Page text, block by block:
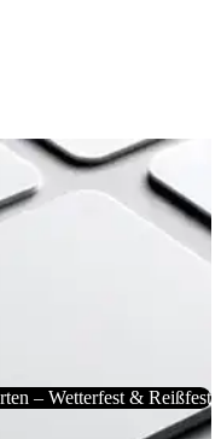
– Wetterfest & Reißfest